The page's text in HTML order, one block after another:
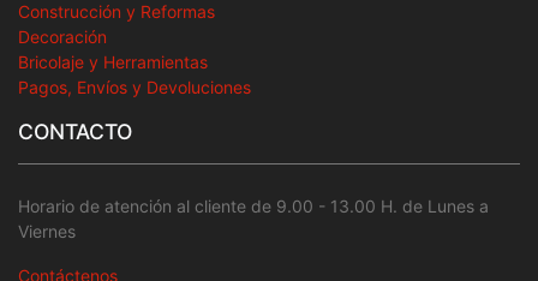
Construcción y Reformas
Decoración
Bricolaje y Herramientas
Pagos, Envíos y Devoluciones
CONTACTO
Horario de atención al cliente de 9.00 - 13.00 H. de Lunes a
Viernes
Contáctenos